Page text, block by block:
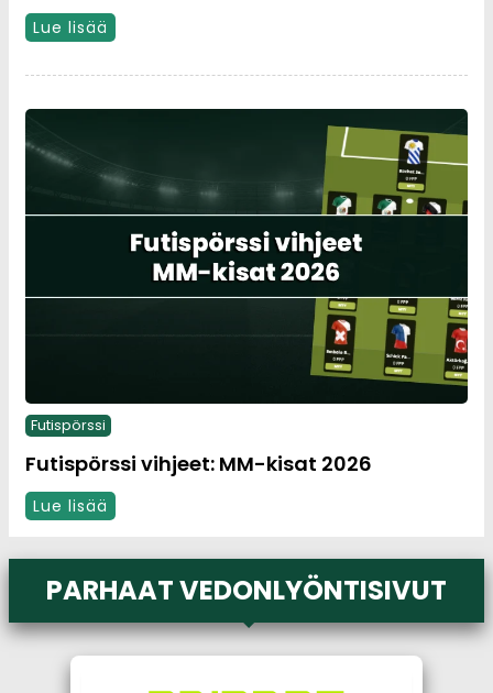
Lue lisää
Futispörssi
Futispörssi vihjeet: MM-kisat 2026
Lue lisää
PARHAAT VEDONLYÖNTISIVUT